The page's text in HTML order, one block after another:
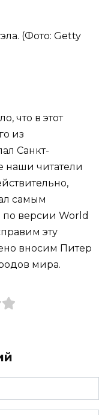
(Фото: Getty
что в этот
из
Санкт-
наши читатели
самым
версии World
эту
вносим Питер
мира.